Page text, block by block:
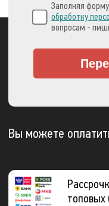
Заполняя
обработку
вопросам -
Вы можете
топовых